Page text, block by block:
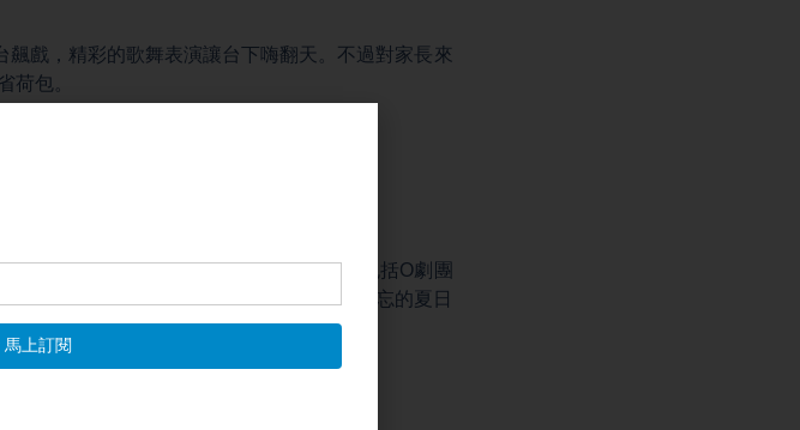
戲，精彩的歌舞表演讓台下嗨翻天。不過對家長來
荷包。
邊讓我回憶小時候的樣子。」
且又不用花錢。」
升級，規劃了一系列重量級親子節目，包括O劇團
趟屏東高CP值之旅，和孩子一起留下最難忘的夏日